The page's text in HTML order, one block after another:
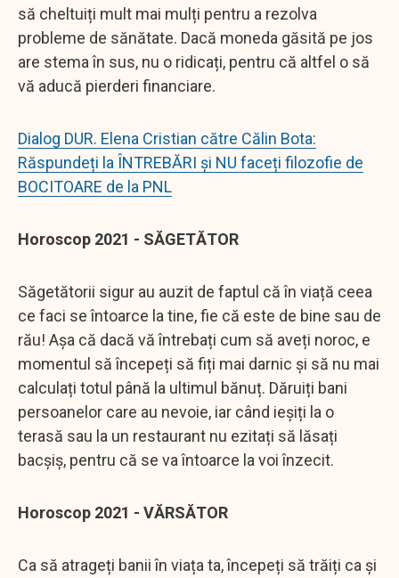
să cheltuiți mult mai mulți pentru a rezolva
probleme de sănătate. Dacă moneda găsită pe jos
are stema în sus, nu o ridicați, pentru că altfel o să
vă aducă pierderi financiare.
Dialog DUR. Elena Cristian către Călin Bota:
Răspundeți la ÎNTREBĂRI și NU faceți filozofie de
BOCITOARE de la PNL
Horoscop 2021 - SĂGETĂTOR
Săgetătorii sigur au auzit de faptul că în viață ceea
ce faci se întoarce la tine, fie că este de bine sau de
rău! Așa că dacă vă întrebați cum să aveți noroc, e
momentul să începeți să fiți mai darnic și să nu mai
calculați totul până la ultimul bănuț. Dăruiți bani
persoanelor care au nevoie, iar când ieșiți la o
terasă sau la un restaurant nu ezitați să lăsați
bacșiș, pentru că se va întoarce la voi înzecit.
Horoscop 2021 - VĂRSĂTOR
Ca să atrageți banii în viața ta, începeți să trăiți ca și